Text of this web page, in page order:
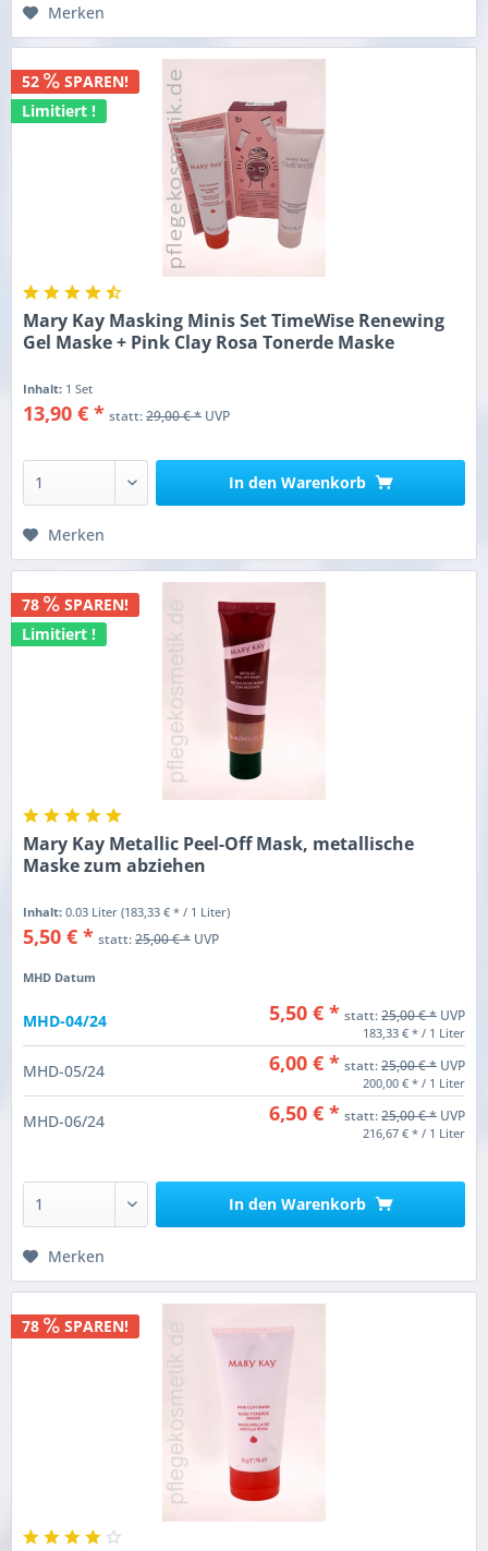
Merken
52
SPAREN!
Limitiert !
Mary Kay Masking Minis Set TimeWise Renewing
Gel Maske + Pink Clay Rosa Tonerde Maske
Inhalt: 1 Set
13,90 € * statt:29,00 € *UVP
In den Warenkorb
Merken
78
SPAREN!
Limitiert !
Mary Kay Metallic Peel-Off Mask, metallische
Maske zum abziehen
Inhalt:0.03 Liter(183,33 € * / 1 Liter)
5,50 € * statt:25,00 € *UVP
MHD Datum
MHD-04/24 5,50 € * statt:25,00 € * UVP
183,33 € * / 1 Liter
MHD-05/24 6,00 € * statt:25,00 € * UVP
200,00 € * / 1 Liter
MHD-06/24 6,50 € * statt:25,00 € * UVP
216,67 € * / 1 Liter
In den Warenkorb
Merken
78 SPAREN!